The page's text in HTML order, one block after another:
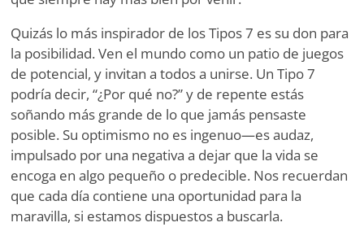
Quizás lo más inspirador de los Tipos 7 es su don para
la posibilidad. Ven el mundo como un patio de juegos
de potencial, y invitan a todos a unirse. Un Tipo 7
podría decir, “¿Por qué no?” y de repente estás
soñando más grande de lo que jamás pensaste
posible. Su optimismo no es ingenuo—es audaz,
impulsado por una negativa a dejar que la vida se
encoga en algo pequeño o predecible. Nos recuerdan
que cada día contiene una oportunidad para la
maravilla, si estamos dispuestos a buscarla.